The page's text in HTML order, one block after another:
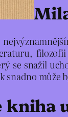
se snažil
snadno
kniha